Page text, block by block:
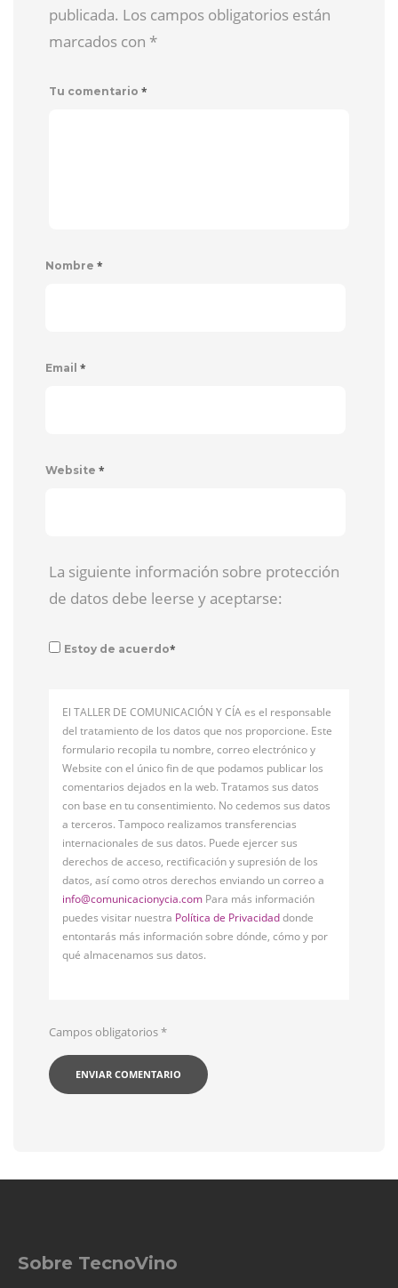
publicada. Los campos obligatorios están
marcados con *
Tu comentario *
Nombre *
Email *
Website *
La siguiente información sobre protección
de datos debe leerse y aceptarse:
Estoy de acuerdo*
El TALLER DE COMUNICACIÓN Y CÍA es el responsable
del tratamiento de los datos que nos proporcione. Este
formulario recopila tu nombre, correo electrónico y
Website con el único fin de que podamos publicar los
comentarios dejados en la web. Tratamos sus datos
con base en tu consentimiento. No cedemos sus datos
a terceros. Tampoco realizamos transferencias
internacionales de sus datos. Puede ejercer sus
derechos de acceso, rectificación y supresión de los
datos, así como otros derechos enviando un correo a
info@comunicacionycia.com Para más información
puedes visitar nuestra Política de Privacidaddonde
entontarás más información sobre dónde, cómo y por
qué almacenamos sus datos.
Campos obligatorios*
Sobre TecnoVino